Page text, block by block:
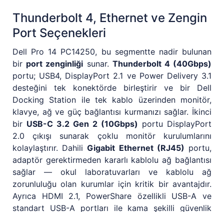
Thunderbolt 4, Ethernet ve Zengin
Port Seçenekleri
Dell Pro 14 PC14250, bu segmentte nadir bulunan
bir port zenginliği sunar. Thunderbolt 4 (40Gbps)
portu; USB4, DisplayPort 2.1 ve Power Delivery 3.1
desteğini tek konektörde birleştirir ve bir Dell
Docking Station ile tek kablo üzerinden monitör,
klavye, ağ ve güç bağlantısı kurmanızı sağlar. İkinci
bir USB-C 3.2 Gen 2 (10Gbps) portu DisplayPort
2.0 çıkışı sunarak çoklu monitör kurulumlarını
kolaylaştırır. DahiliGigabit Ethernet (RJ45) portu,
adaptör gerektirmeden kararlı kablolu ağ bağlantısı
sağlar — okul laboratuvarları ve kablolu ağ
zorunluluğu olan kurumlar için kritik bir avantajdır.
Ayrıca HDMI 2.1, PowerShare özellikli USB-A ve
standart USB-A portları ile kama şekilli güvenlik